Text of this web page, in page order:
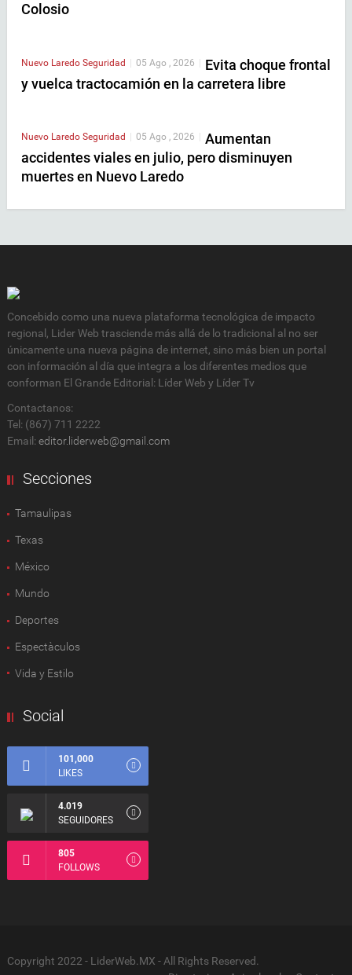
Colosio
Nuevo Laredo Seguridad | 05 Ago , 2026 | Evita choque frontal
y vuelca tractocamión en la carretera libre
Nuevo Laredo Seguridad 05 Ago , 2026
Aumentan
accidentes viales en julio, pero disminuyen
muertes en Nuevo Laredo
Concebido como una nueva plataforma tecnológica de impacto
regional, Lider Web trasciende más allá de lo tradicional al no ser
únicamente una nueva página de internet, sino más bien un portal
con información al día que integra a los diferentes medios que
conforman El Grande Editorial: Líder Web y Líder Tv
Contactanos:
Tel: (867) 711 2222
Email: editor.liderweb@gmail.com
Secciones
Tamaulipas
Texas
México
Mundo
Deportes
Espectàculos
Vida y Estilo
Social
101,000
LIKES
4.019
SEGUIDORES
805
FOLLOWS
Copyright 2022 - LiderWeb.MX - All Rights Reserved.